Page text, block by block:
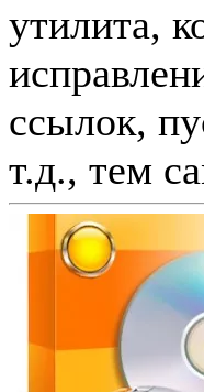
утилита,
ссылок,
т.д., тем